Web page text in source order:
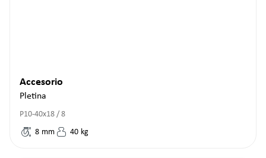
Accesorio
Pletina
P10-40x18 / 8
8 mm 40 kg